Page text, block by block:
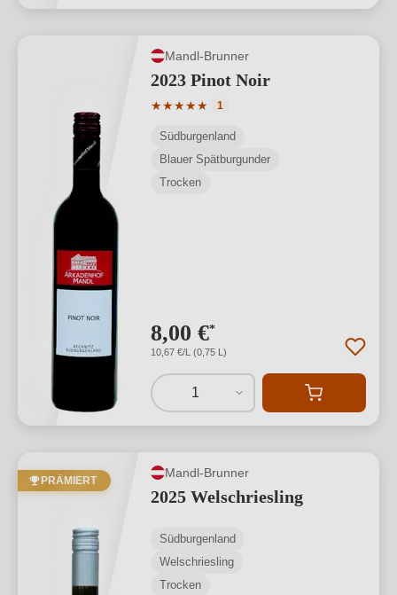
Mandl-Brunner
2023 Pinot Noir
★★★★★
Durchschnittliche Bewertung von 5
1
Südburgenland
Blauer Spätburgunder
Trocken
8,00 €*
10,67 €/L (0,75 L)
1
PRÄMIERT
Mandl-Brunner
2025 Welschriesling
Südburgenland
Welschriesling
Trocken